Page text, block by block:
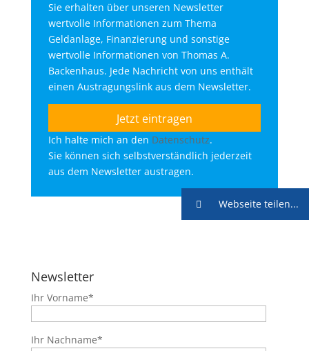
Sie erhalten über unseren Newsletter
wertvolle Informationen zum Thema
Geldanlage, Finanzierung und sonstige
wertvolle Informationen von Thomas A.
Backenhaus. Jede Nachricht von uns enthält
einen Austragungslink aus dem Newsletter.
Ich halte mich an den Datenschutz.
Sie können sich selbstverständlich jederzeit
aus dem Newsletter austragen.
Newsletter
Ihr Vorname*
Ihr Nachname*
Webseite teilen...